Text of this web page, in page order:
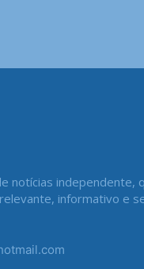
notícias independente,
informativo e